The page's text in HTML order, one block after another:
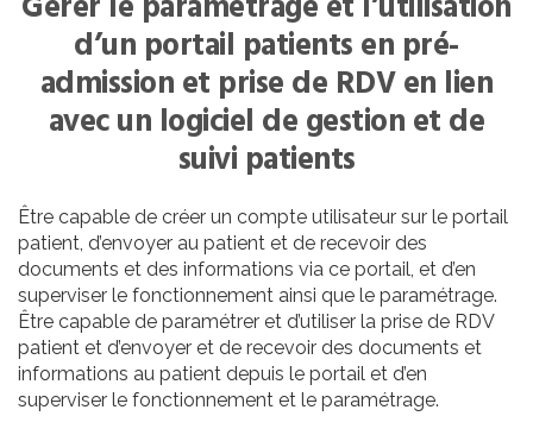
d’un portail patients en pré-
admission et prise de RDV en lien
avec un logiciel de gestion et de
suivi patients
Être capable de créer un compte utilisateur sur le portail
patient, d’envoyer au patient et de recevoir des
documents et des informations via ce portail, et d’en
superviser le fonctionnement ainsi que le paramétrage.
Être capable de paramétrer et d’utiliser la prise de RDV
patient et d’envoyer et de recevoir des documents et
informations au patient depuis le portail et d’en
superviser le fonctionnement et le paramétrage.